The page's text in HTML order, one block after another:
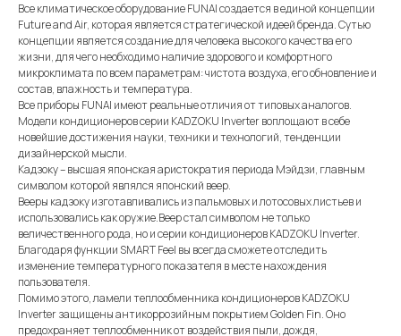
Все климатическое оборудование FUNAI создается в единой концепции
Future and Air, которая является стратегической идеей бренда. Сутью
концепции является создание для человека высокого качества его
жизни, для чего необходимо наличие здорового и комфортного
микроклимата по всем параметрам: чистота воздуха, его обновление и
состав, влажность и температура.
Все приборы FUNAI имеют реальные отличия от типовых аналогов.
Модели кондиционеров серии KADZOKU Inverter воплощают в себе
новейшие достижения науки, техники и технологий, тенденции
дизайнерской мысли.
Кадзоку – высшая японская аристократия периода Мэйдзи, главным
символом которой являлся японский веер.
Вееры кадзоку изготавливались из пальмовых и лотосовых листьев и
использовались как оружие.Веер стал символом не только
величественного рода, но и серии кондиционеров KADZOKU Inverter.
Благодаря функции SMART Feel вы всегда сможете отследить
изменение температурного показателя в месте нахождения
пользователя.
Помимо этого, ламели теплообменника кондиционеров KADZOKU
Inverter защищены антикоррозийным покрытием Golden Fin. Оно
предохраняет теплообменник от воздействия пыли, дождя,